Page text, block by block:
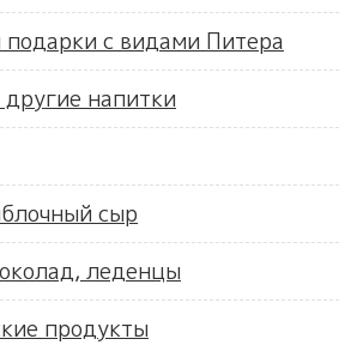
с видами Питера
напитки
сыр
леденцы
продукты